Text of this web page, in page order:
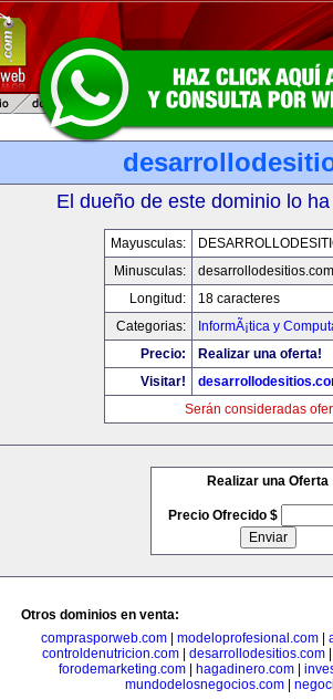
El dueño de este dominio lo
Mayusculas:
Minusculas:
desarrollodesitios.com
Longitud:
18 caracteres
Categorias:
InformÃ¡tica y
Precio:
Realizar una oferta!
Visitar!
Serán consideradas
Realizar una Oferta
Precio Ofrecido $
Otros dominios en venta:
comprasporweb.com| modeloprofesional.com|
controldenutricion.com
desarrollodesitios.com
forodemarketing.com| hagadinero.com|
mundodelosnegocios.com